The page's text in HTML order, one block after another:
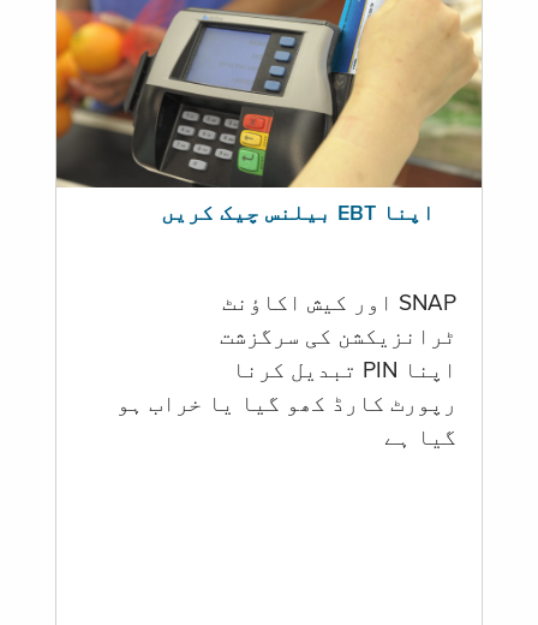
اپنا EBT بیلنس چیک کریں
SNAP اور کیش اکاؤنٹ
ٹرانزیکشن کی سرگزشت
اپنا PIN تبدیل کرنا
رپورٹ کارڈ کھو گیا یا خراب ہو
گيا ہے